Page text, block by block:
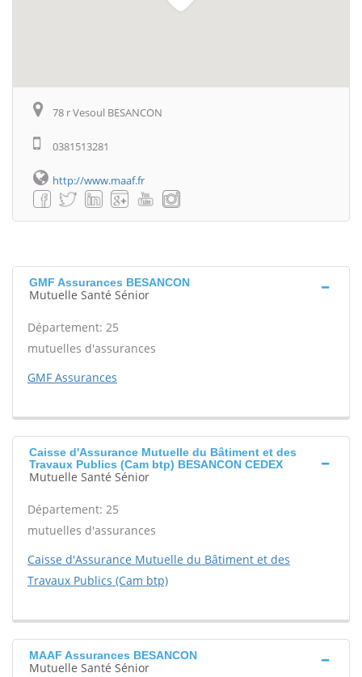
78 r Vesoul BESANCON
0381513281
http://www.maaf.fr
GMF Assurances BESANCON
Mutuelle Santé Sénior
Département: 25
mutuelles d'assurances
GMF Assurances
Caisse d'Assurance Mutuelle du Bâtiment et des
Travaux Publics (Cam btp) BESANCON CEDEX
Mutuelle Santé Sénior
Département: 25
mutuelles d'assurances
Caisse d'Assurance Mutuelle du Bâtiment et des
Travaux Publics (Cam btp)
MAAF Assurances BESANCON
Mutuelle Santé Sénior